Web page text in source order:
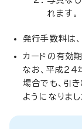
れます。
発行手数料は
カードの有効
なお、平成24
場合でも、引
ようになりまし